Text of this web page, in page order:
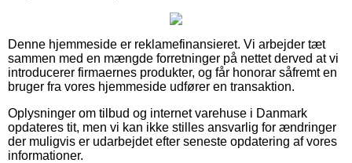
Denne hjemmeside er reklamefinansieret. Vi arbejder tæt
sammen med en mængde forretninger på nettet derved at vi
introducerer firmaernes produkter, og får honorar såfremt en
bruger fra vores hjemmeside udfører en transaktion.
Oplysninger om tilbud og internet varehuse i Danmark
opdateres tit, men vi kan ikke stilles ansvarlig for ændringer
der muligvis er udarbejdet efter seneste opdatering af vores
informationer.